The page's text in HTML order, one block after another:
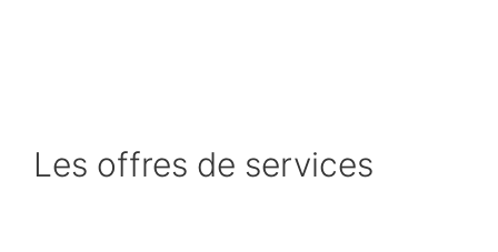
Les offres de services